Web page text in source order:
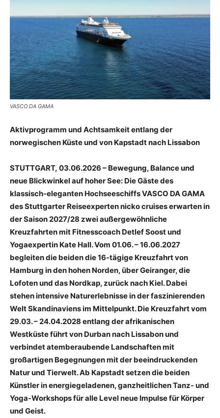
Reiseempfehlungen.
VASCO DA GAMA
Aktivprogramm und Achtsamkeit entlang der
norwegischen Küste und von Kapstadt nach Lissabon
STUTTGART, 03.06.2026 – Bewegung, Balance und
neue Blickwinkel auf hoher See: Die Gäste des
klassisch-eleganten Hochseeschiffs VASCO DA GAMA
des Stuttgarter Reiseexperten nicko cruises erwarten in
der Saison 2027/28 zwei außergewöhnliche
Kreuzfahrten mit Fitnesscoach Detlef Soost und
Yogaexpertin Kate Hall. Vom 01.06. – 16.06.2027
begleiten die beiden die 16-tägige Kreuzfahrt von
Hamburg in den hohen Norden, über Geiranger, die
Lofoten und das Nordkap, zurück nach Kiel. Dabei
stehen intensive Naturerlebnisse in der faszinierenden
Welt Skandinaviens im Mittelpunkt. Die Kreuzfahrt vom
29.03. – 24.04.2028 entlang der afrikanischen
Westküste führt von Durban nach Lissabon und
verbindet atemberaubende Landschaften mit
großartigen Begegnungen mit der beeindruckenden
Natur und Tierwelt. Ab Kapstadt setzen die beiden
Künstler in energiegeladenen, ganzheitlichen Tanz- und
Yoga-Workshops für alle Level neue Impulse für Körper
und Geist.